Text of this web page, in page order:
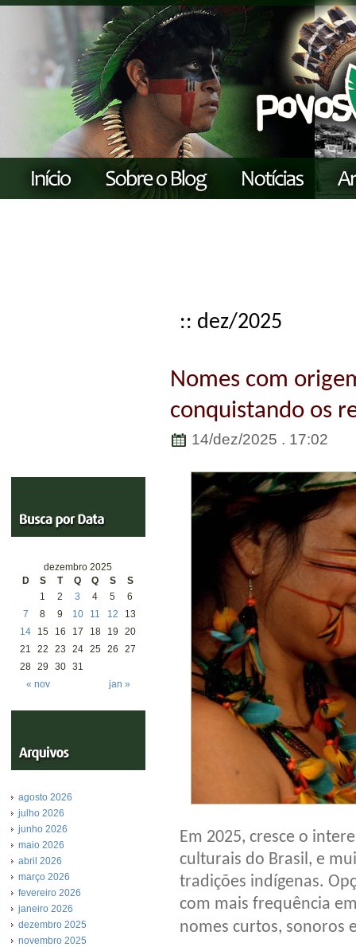
dezembro 2025
D
S T Q Q S S
« nov jan »
1 2 3 4 5
6
7
8 9 10 11 12
13
14
15 16 17 18 19
20
21
22 23 24 25 26
27
28 29 30 31
agosto 2026
julho 2026
junho 2026
maio 2026
abril 2026
março 2026
fevereiro 2026
janeiro 2026
dezembro 2025
novembro 2025
:: dez/2025
Nomes com
conquistando os
14/dez/2025 . 17:02
Em 2025, cresce o
culturais do Brasil, e
tradições indígenas.
com mais frequência
nomes curtos, sonoros